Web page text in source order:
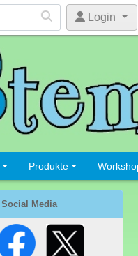
Login
Produkte
Social Media